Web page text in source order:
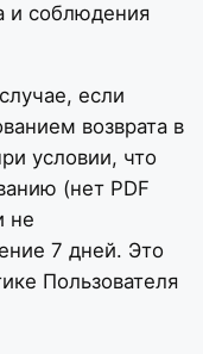
и соблюдения
если
возврата в
условии, что
(нет PDF
не
7 дней. Это
Пользователя